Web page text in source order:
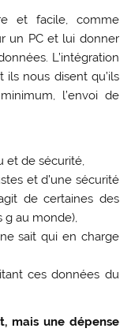
et facile, comme
un PC et lui donner
L’intégration
nous disent qu’ils
l’envoi de
et de sécurité,
et d’une sécurité
de certaines des
g au monde),
sait qui en charge
ces données du
mais une dépense